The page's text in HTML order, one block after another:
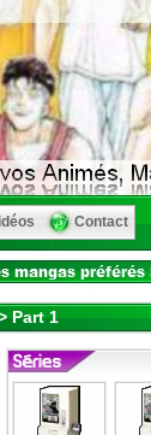
Contact
Part 1